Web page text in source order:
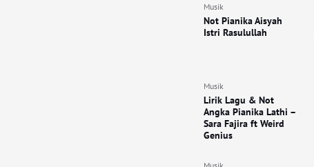
Musik
Not Pianika Aisyah
Istri Rasulullah
Musik
Lirik Lagu & Not
Angka Pianika Lathi –
Sara Fajira ft Weird
Genius